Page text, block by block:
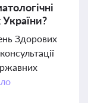
Здорових